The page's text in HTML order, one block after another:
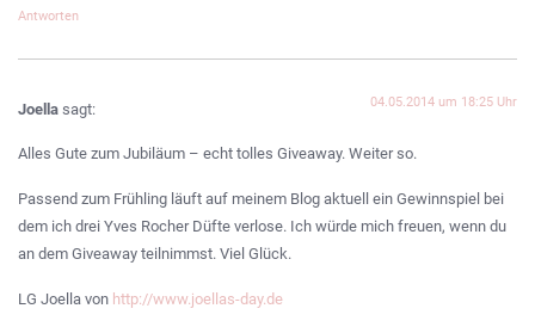
Antworten
Joella sagt: 04.05.2014 um 18:25 Uhr
Alles Gute zum Jubiläum – echt tolles Giveaway. Weiter so.
Passend zum Frühling läuft auf meinem Blog aktuell ein Gewinnspiel bei
dem ich drei Yves Rocher Düfte verlose. Ich würde mich freuen, wenn du
an dem Giveaway teilnimmst. Viel Glück.
LG Joella von http://www.joellas-day.de